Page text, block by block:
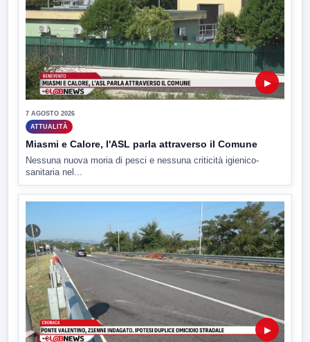
▶
7 AGOSTO 2026
ATTUALITÀ
Miasmi e Calore, l'ASL parla attraverso il Comune
Nessuna nuova moria di pesci e nessuna criticità igienico-
sanitaria nel...
▶